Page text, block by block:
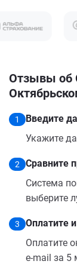
Отзывы об
1
Введите
Укажите
2
Сравните
Система
выберите
3
Оплатите
Оплатите
e-mail за 5